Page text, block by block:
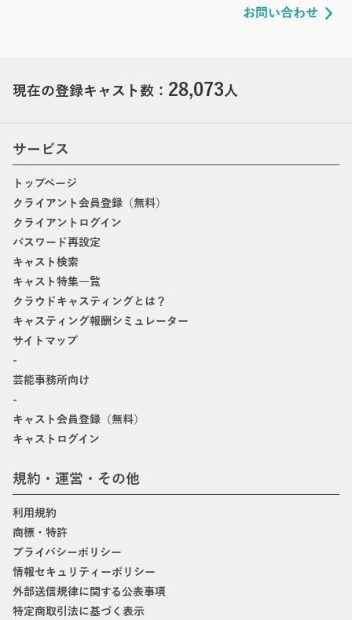
お問い合わせ
現在の登録キャスト数： 28,073人
サービス
トップページ
クライアント会員登録（無料）
クライアントログイン
パスワード再設定
キャスト検索
キャスト特集一覧
クラウドキャスティングとは？
キャスティング報酬シミュレーター
サイトマップ
-
芸能事務所向け
-
キャスト会員登録（無料）
キャストログイン
規約・運営・その他
利用規約
商標・特許
プライバシーポリシー
情報セキュリティーポリシー
外部送信規律に関する公表事項
特定商取引法に基づく表示